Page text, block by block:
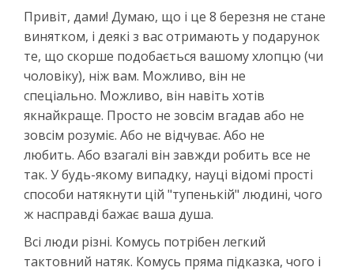
Привіт, дами! Думаю, що і це 8 березня не стане
винятком, і деякі з вас отримають у подарунок
те, що скорше подобається вашому хлопцю (чи
чоловіку), ніж вам. Можливо, він не
спеціально. Можливо, він навіть хотів
якнайкраще. Просто не зовсім вгадав або не
зовсім розуміє. Або не відчуває. Або не
любить. Або взагалі він завжди робить все не
так. У будь-якому випадку, науці відомі прості
способи натякнути цій "тупенькій" людині, чого
ж насправді бажає ваша душа.
Всі люди різні. Комусь потрібен легкий
тактовний натяк. Комусь пряма підказка, чого і